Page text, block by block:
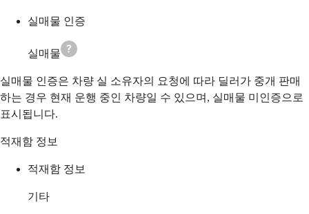
실매물 인증
실매물
실매물 인증은 차량 실 소유자의 요청에 따라 딜러가 중개 판매
하는 경우 현재 운행 중인 차량일 수 있으며, 실매물 미인증으로
표시됩니다.
적재함 정보
적재함 정보
기타